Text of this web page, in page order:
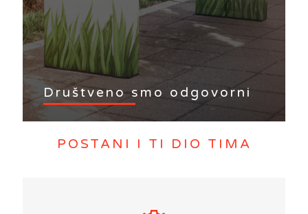
Društveno smo odgovorni
POSTANI I TI DIO TIMA